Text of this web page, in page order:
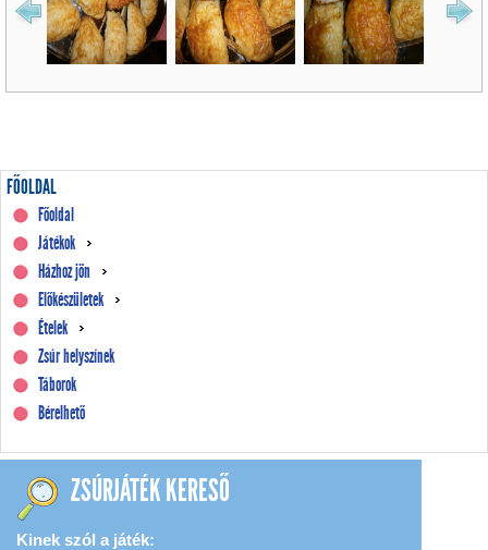
FŐOLDAL
Főoldal
Játékok
Házhoz jön
Előkészületek
Ételek
Zsúr helyszínek
Táborok
Bérelhető
ZSÚRJÁTÉK KERESŐ
Kinek szól a játék: